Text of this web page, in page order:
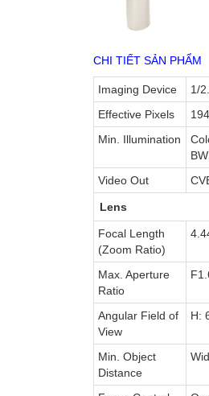
CHI TIẾT SẢN PHẨM
Imaging Device
1/
Effective Pixels
Min. Illumination
Video Out
Lens
Focal Length
(Zoom Ratio)
Max. Aperture
Ratio
Angular Field of
View
H:
Min. Object
Distance